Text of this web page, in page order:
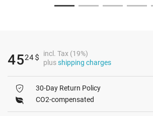
4524$
incl. Tax (19%)
plusshipping charges
30-Day Return Policy
CO2-compensated